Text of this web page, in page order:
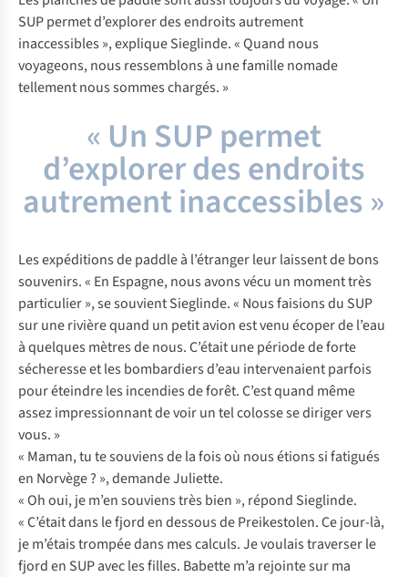
SUP permet d’explorer des endroits autrement
inaccessibles », explique Sieglinde. « Quand nous
voyageons, nous ressemblons à une famille nomade
tellement nous sommes chargés. »
« Un SUP permet
d’explorer des endroits
autrement inaccessibles »
Les expéditions de paddle à l’étranger leur laissent de bons
souvenirs. « En Espagne, nous avons vécu un moment très
particulier », se souvient Sieglinde. « Nous faisions du SUP
sur une rivière quand un petit avion est venu écoper de l’eau
à quelques mètres de nous. C’était une période de forte
sécheresse et les bombardiers d’eau intervenaient parfois
pour éteindre les incendies de forêt. C’est quand même
assez impressionnant de voir un tel colosse se diriger vers
vous. »
« Maman, tu te souviens de la fois où nous étions si fatigués
en Norvège ? », demande Juliette.
« Oh oui, je m’en souviens très bien », répond Sieglinde.
« C’était dans le fjord en dessous de Preikestolen. Ce jour-là,
je m’étais trompée dans mes calculs. Je voulais traverser le
fjord en SUP avec les filles. Babette m’a rejointe sur ma